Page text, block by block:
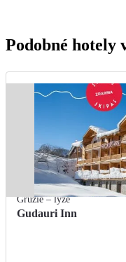
Podobné hotely
Gruzie – lyže
Gudauri Inn